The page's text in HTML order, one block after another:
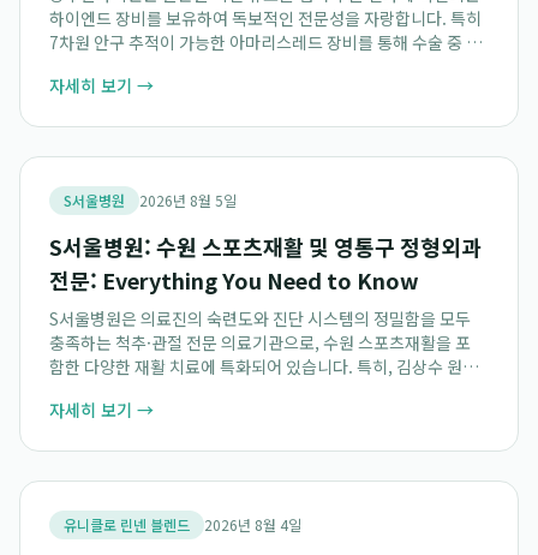
하이엔드 장비를 보유하여 독보적인 전문성을 자랑합니다. 특히
7차원 안구 추적이 가능한 아마리스레드 장비를 통해 수술 중 미
장비인 Unity VCS를 활용하여...
자세히 보기 →
S서울병원 2026년 8월 5일
S서울병원: 수원 스포츠재활 및 영통구 정형외과
전문: Everything You Need to Know
S서울병원은 의료진의 숙련도와 진단 시스템의 정밀함을 모두
충족하는 척추·관절 전문 의료기관으로, 수원 스포츠재활을 포
함한 다양한 재활 치료에 특화되어 있습니다. 특히, 김상수 원장
진료는 환자들에게 신뢰 높은 의료 서비스...
자세히 보기 →
유니클로 린넨 블렌드 2026년 8월 4일